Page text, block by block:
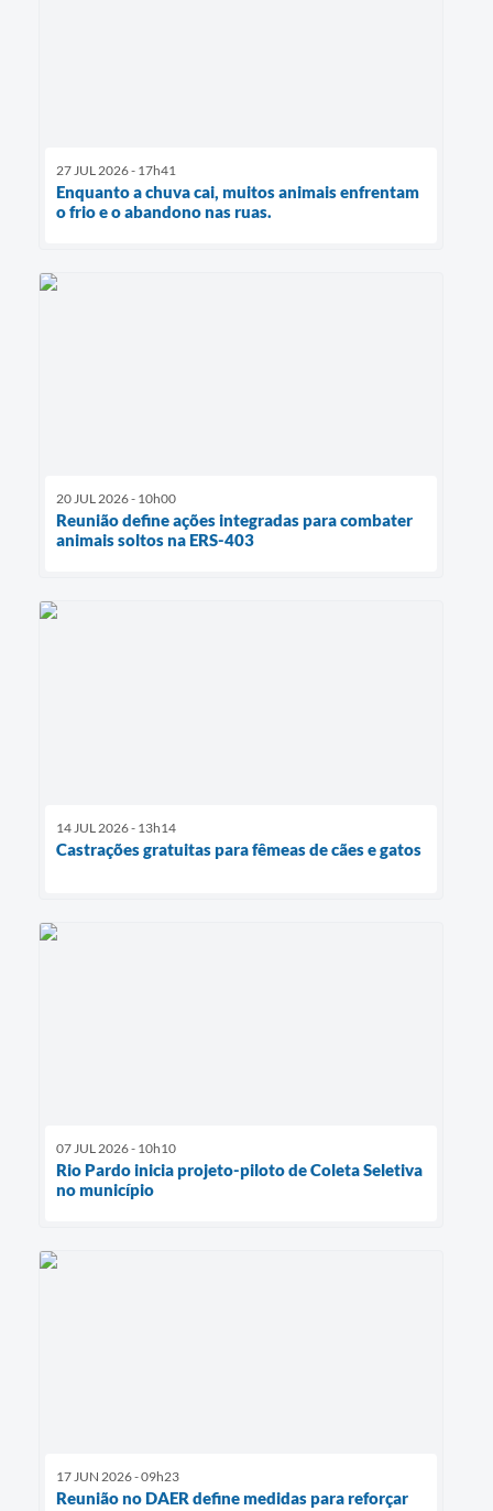
27 JUL 2026 - 17h41
Enquanto a chuva cai, muitos animais enfrentam
o frio e o abandono nas ruas.
20 JUL 2026 - 10h00
Reunião define ações integradas para combater
animais soltos na ERS-403
14 JUL 2026 - 13h14
Castrações gratuitas para fêmeas de cães e gatos
07 JUL 2026 - 10h10
Rio Pardo inicia projeto-piloto de Coleta Seletiva
no município
17 JUN 2026 - 09h23
Reunião no DAER define medidas para reforçar